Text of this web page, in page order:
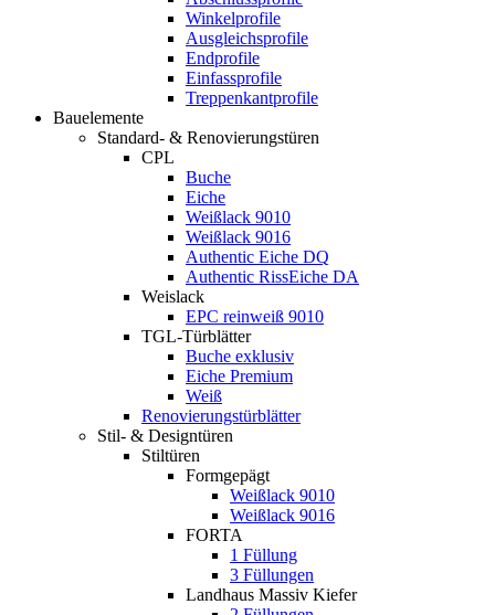
Winkelprofile
Ausgleichsprofile
Endprofile
Einfassprofile
Treppenkantprofile
Bauelemente
Standard- & Renovierungstüren
CPL
Buche
Eiche
Weißlack 9010
Weißlack 9016
Authentic Eiche DQ
Authentic RissEiche DA
Weislack
EPC reinweiß 9010
TGL-Türblätter
Buche exklusiv
Eiche Premium
Weiß
Renovierungstürblätter
Stil- & Designtüren
Stiltüren
Formgepägt
Weißlack 9010
Weißlack 9016
FORTA
1 Füllung
3 Füllungen
Landhaus Massiv Kiefer